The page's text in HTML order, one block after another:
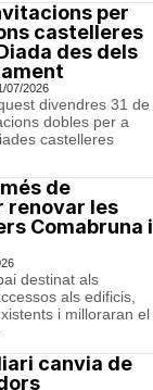
per
castelleres
des dels
07/2026
divendres 31 de
dobles per a
castelleres
de
renovar les
Comabruna i
destinat als
als edificis,
i milloraran el
canvia de